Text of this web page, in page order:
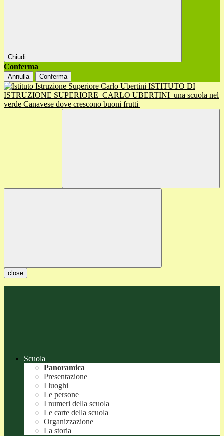
Chiudi
Conferma
Annulla Conferma
ISTITUTO DI
ISTRUZIONE SUPERIORE CARLO UBERTINI una scuola nel
verde Canavese dove crescono buoni frutti
close
Scuola
Panoramica
Presentazione
I luoghi
Le persone
I numeri della scuola
Le carte della scuola
Organizzazione
La storia